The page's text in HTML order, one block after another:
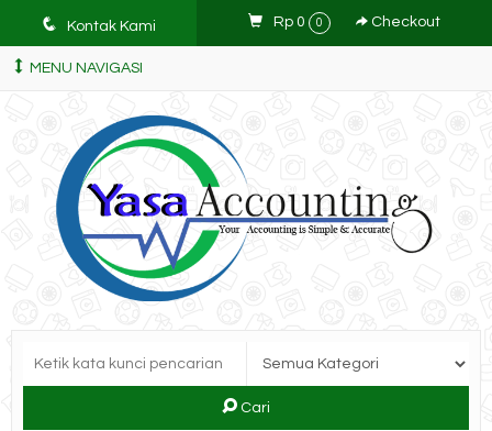
q Kontak Kami Rp 0 0 Checkout
MENU NAVIGASI
Cari